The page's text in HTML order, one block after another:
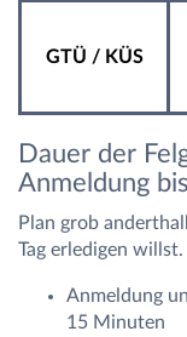
GTÜ / KÜS
Dauer der
Anmeldung
Plan grob
Tag erledigen
Anmeldung
15 Minuten